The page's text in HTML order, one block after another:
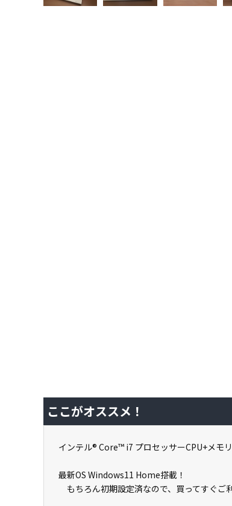
ここがオススメ！
インテル® Core™ i7 プロセッサーCPU+メモ
最新OS Windows11 Home搭載！
もちろん初期設定済なので、買ってすぐご